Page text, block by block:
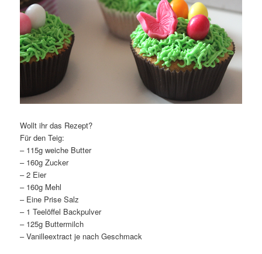
Wollt ihr das Rezept?
Für den Teig:
– 115g weiche Butter
– 160g Zucker
– 2 Eier
– 160g Mehl
– Eine Prise Salz
– 1 Teelöffel Backpulver
– 125g Buttermilch
– Vanilleextract je nach Geschmack